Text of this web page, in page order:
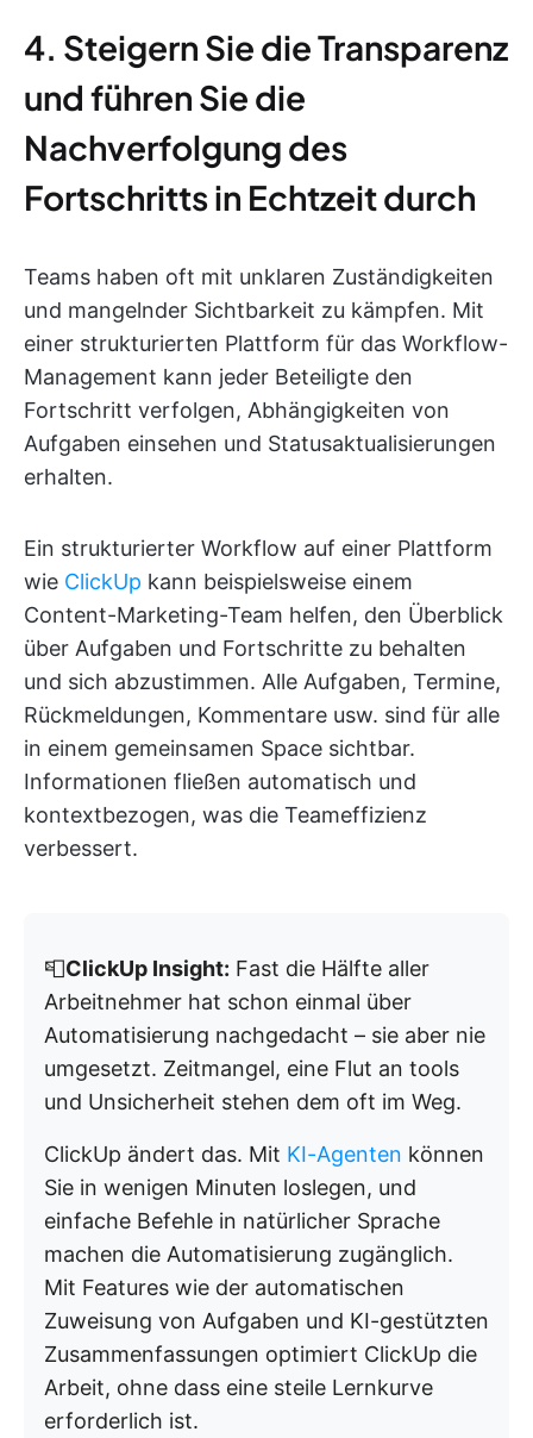
4. Steigern Sie die Transparenz
und führen Sie die
Nachverfolgung des
Fortschritts in Echtzeit durch
Teams haben oft mit unklaren Zuständigkeiten
und mangelnder Sichtbarkeit zu kämpfen. Mit
einer strukturierten Plattform für das Workflow-
Management kann jeder Beteiligte den
Fortschritt verfolgen, Abhängigkeiten von
Aufgaben einsehen und Statusaktualisierungen
erhalten.
Ein strukturierter Workflow auf einer Plattform
wie ClickUp kann beispielsweise einem
Content-Marketing-Team helfen, den Überblick
über Aufgaben und Fortschritte zu behalten
und sich abzustimmen. Alle Aufgaben, Termine,
Rückmeldungen, Kommentare usw. sind für alle
in einem gemeinsamen Space sichtbar.
Informationen fließen automatisch und
kontextbezogen, was die Teameffizienz
verbessert.
📮ClickUp Insight: Fast die Hälfte aller
Arbeitnehmer hat schon einmal über
Automatisierung nachgedacht – sie aber nie
umgesetzt. Zeitmangel, eine Flut an tools
und Unsicherheit stehen dem oft im Weg.
ClickUp ändert das. Mit KI-Agenten können
Sie in wenigen Minuten loslegen, und
einfache Befehle in natürlicher Sprache
machen die Automatisierung zugänglich.
Mit Features wie der automatischen
Zuweisung von Aufgaben und KI-gestützten
Zusammenfassungen optimiert ClickUp die
Arbeit, ohne dass eine steile Lernkurve
erforderlich ist.